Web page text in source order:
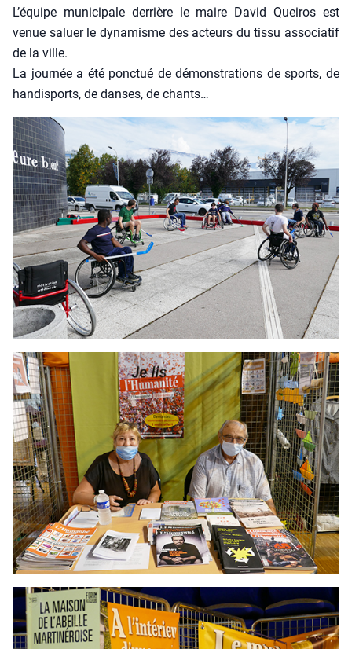
L’é­quipe muni­ci­pale der­rière le maire David Quei­ros est
venue saluer le dyna­misme des acteurs du tis­su asso­cia­tif
de la ville.
La jour­née a été ponc­tué de démons­tra­tions de sports, de
han­di­sports, de danses, de chants…